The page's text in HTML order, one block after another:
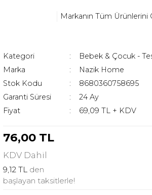
Markanın Tüm Ürünlerini
Kategori
Bebek & Çocuk -
Marka
Nazik Home
Stok Kodu
8680360758695
Garanti Süresi
24 Ay
Fiyat
69,09 TL + KDV
76,00 TL
KDV Dahil
9,12 TL den
başlayan taksitlerle!